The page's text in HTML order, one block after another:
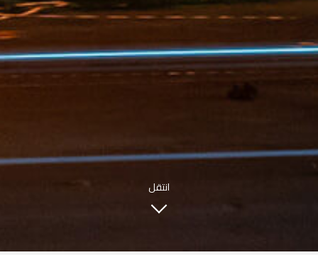
انتقل
مطعم صبحي كابر
ENGLISH
|اللغة العربية